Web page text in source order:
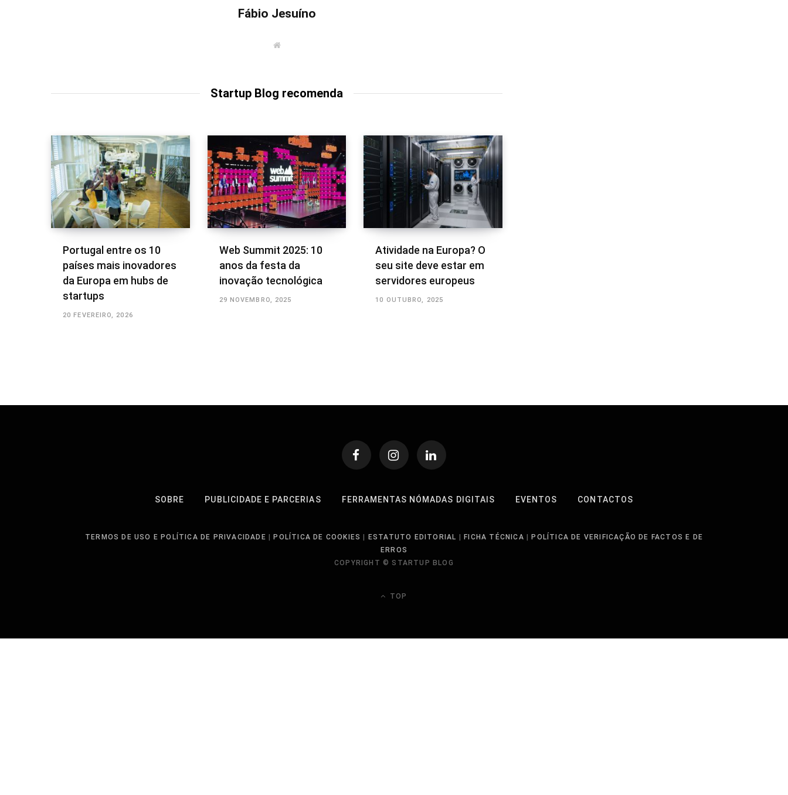
Fábio Jesuíno
W
Startup Blog recomenda
Portugal entre os 10
países mais inovadores
da Europa em hubs de
startups
20 FEVEREIRO, 2026
Web Summit 2025: 10
anos da festa da
inovação tecnológica
29 NOVEMBRO, 2025
Atividade na Europa? O
seu site deve estar em
servidores europeus
10 OUTUBRO, 2025
SOBRE PUBLICIDADE E PARCERIAS FERRAMENTAS NÓMADAS DIGITAIS EVENTOS CONTACTOS
TERMOS DE USO E POLÍTICA DE PRIVACIDADE |POLÍTICA DE COOKIES | ESTATUTO EDITORIAL |FICHA TÉCNICA |POLÍTICA DE VERIFICAÇÃO DE FACTOS E DE
ERROS
COPYRIGHT © STARTUP BLOG
TOP